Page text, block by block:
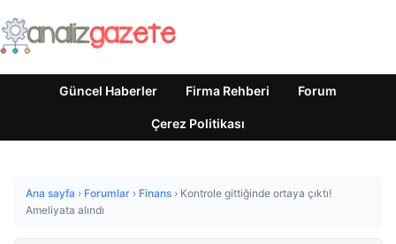
Güncel Haberler Firma Rehberi Forum
Çerez Politikası
Ana sayfa › Forumlar › Finans › Kontrole gittiğinde ortaya çıktı!
Ameliyata alındı